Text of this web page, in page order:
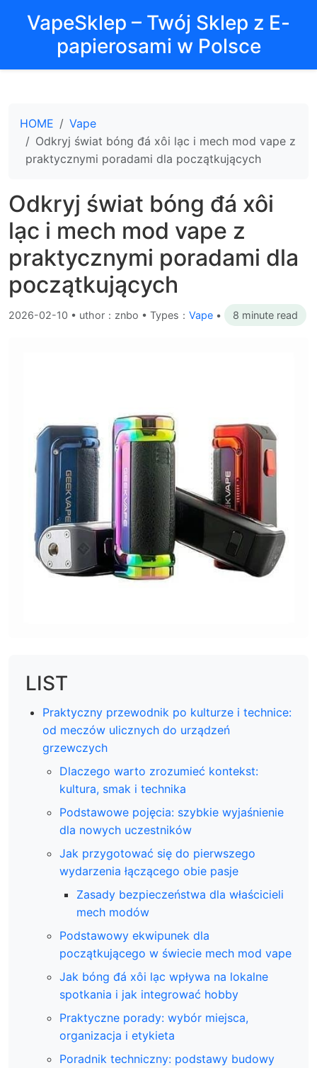
VapeSklep – Twój Sklep z E-
papierosami w Polsce
HOME
Vape
Odkryj świat bóng đá xôi lạc i mech mod vape z
praktycznymi poradami dla początkujących
Odkryj świat bóng đá xôi
lạc i mech mod vape z
praktycznymi poradami dla
początkujących
2026-02-10 • uthor：znbo • Types： Vape • 8 minute read
LIST
Praktyczny przewodnik po kulturze i technice:
od meczów ulicznych do urządzeń
grzewczych
Dlaczego warto zrozumieć kontekst:
kultura, smak i technika
Podstawowe pojęcia: szybkie wyjaśnienie
dla nowych uczestników
Jak przygotować się do pierwszego
wydarzenia łączącego obie pasje
Zasady bezpieczeństwa dla właścicieli
mech modów
Podstawowy ekwipunek dla
początkującego w świecie mech mod vape
Jak bóng đá xôi lạc wpływa na lokalne
spotkania i jak integrować hobby
Praktyczne porady: wybór miejsca,
organizacja i etykieta
Poradnik techniczny: podstawy budowy